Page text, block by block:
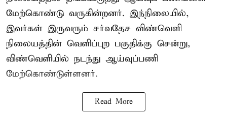
மேற்கொண்டு வருகின்றனர். இந்நிலையில்,
இவர்கள் இருவரும் சர்வதேச விண்வெளி
நிலையத்தின் வெளிப்புற பகுதிக்கு சென்று,
விண்வெளியில் நடந்து ஆய்வுப்பணி
மேற்கொண்டுள்ளனர்.
Read More